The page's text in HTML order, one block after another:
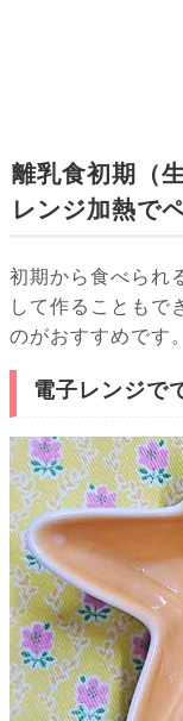
離乳食初期（
レンジ加熱で
初期から食べられ
して作ることもで
のがおすすめです。
電子レンジで